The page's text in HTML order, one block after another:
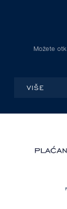
Možete
VIŠE